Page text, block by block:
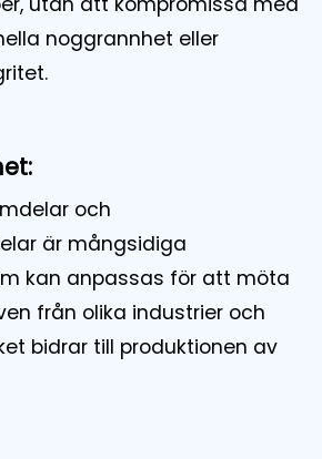
noggrannhet eller
och
är mångsidiga
kan anpassas för att möta
från olika industrier och
bidrar till produktionen av